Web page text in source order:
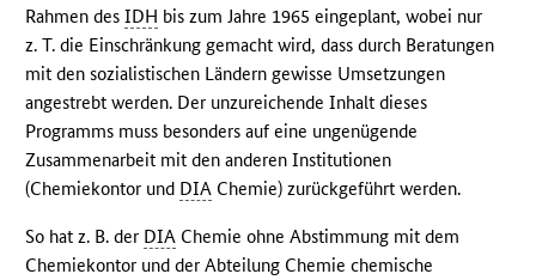
Rahmen desIDH bis zum Jahre 1965 eingeplant, wobei nur
z. T. die Einschränkung gemacht wird, dass durch Beratungen
mit den sozialistischen Ländern gewisse Umsetzungen
angestrebt werden. Der unzureichende Inhalt dieses
Programms muss besonders auf eine ungenügende
Zusammenarbeit mit den anderen Institutionen
(Chemiekontor und DIA Chemie) zurückgeführt werden.
So hat z. B. der DIA Chemie ohne Abstimmung mit dem
Chemiekontor und der Abteilung Chemie chemische